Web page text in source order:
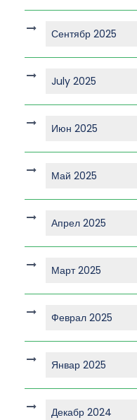
Сентябр 2025
July 2025
Июн 2025
Май 2025
Апрел 2025
Март 2025
Феврал 2025
Январ 2025
Декабр 2024